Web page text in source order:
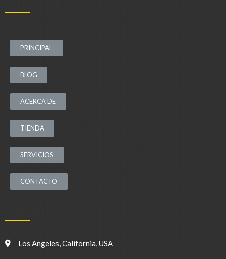
PRINCIPAL
BLOG
ACERCA DE
TIENDA
SERVICIOS
CONTACTO
Los Angeles, California, USA